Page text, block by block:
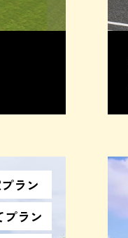
ラン
プラン